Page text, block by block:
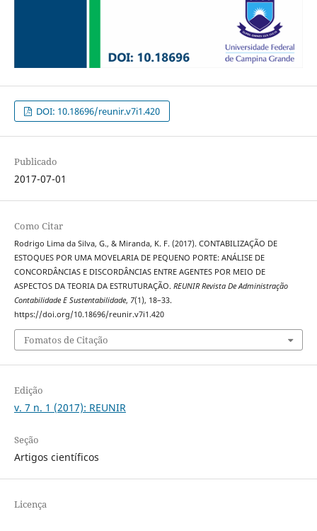
DOI: 10.18696/reunir.v7i1.420
Publicado
2017-07-01
Como Citar
Rodrigo Lima da Silva, G., & Miranda, K. F. (2017). CONTABILIZAÇÃO DE
ESTOQUES POR UMA MOVELARIA DE PEQUENO PORTE: ANÁLISE DE
CONCORDÂNCIAS E DISCORDÂNCIAS ENTRE AGENTES POR MEIO DE
ASPECTOS DA TEORIA DA ESTRUTURAÇÃO. REUNIR Revista De Administração
Contabilidade E Sustentabilidade, 7(1), 18–33.
https://doi.org/10.18696/reunir.v7i1.420
Fomatos de Citação
Edição
v. 7 n. 1 (2017): REUNIR
Seção
Artigos científicos
Licença